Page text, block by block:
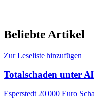
Beliebte Artikel
Zur Leseliste hinzufügen
Totalschaden unter
Esperstedt 20.000 Euro